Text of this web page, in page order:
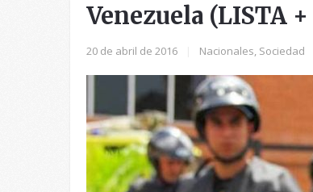
Venezuela (LISTA +
20 de abril de 2016 Nacionales, Sociedad